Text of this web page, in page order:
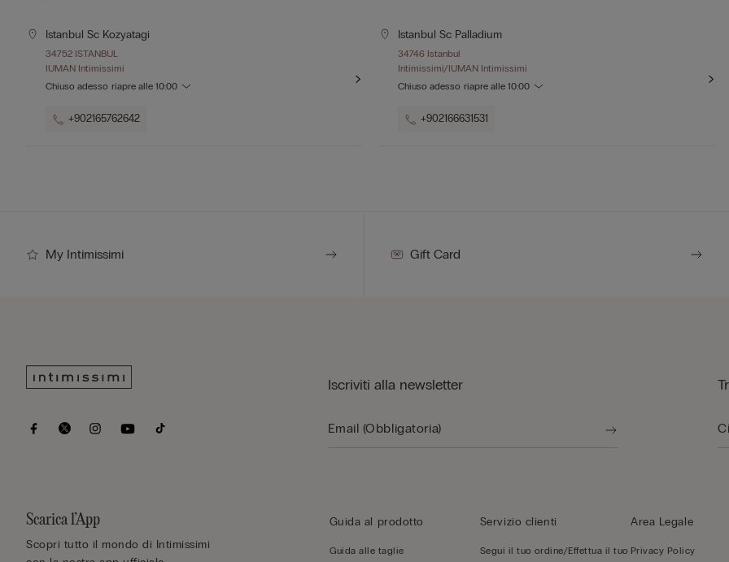
Istanbul Sc Kozyatagi
34752 ISTANBUL
IUMAN Intimissimi
Chiuso adesso riapre alle 10:00
+902165762642
Istanbul Sc Palladium
34746 Istanbul
Intimissimi/IUMAN Intimissimi
Chiuso adesso riapre alle10:00
+902166631531
My Intimissimi Gift Card
Scarica l’App
Scopri tutto il mondo di Intimissimi
Iscriviti alla newsletter
Guida al prodotto
Guida alle taglie
Servizio clienti
Segui il tuo ordine/Effettua il tuo
Area Legale
Privacy Policy